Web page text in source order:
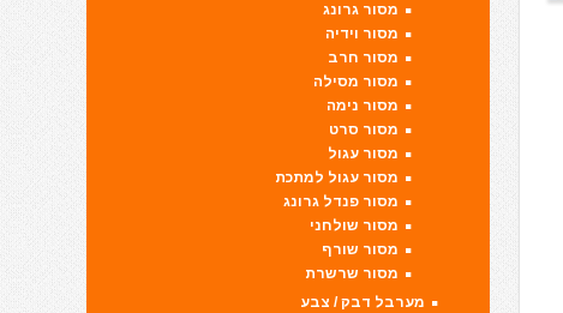
מסור גרונג
מסור וידיה
מסור חרב
מסור מסילה
מסור נימה
מסור סרט
מסור עגול
מסור עגול למתכת
מסור פנדל גרונג
מסור שולחני
מסור שורף
מסור שרשרת
מערבל דבק / צבע